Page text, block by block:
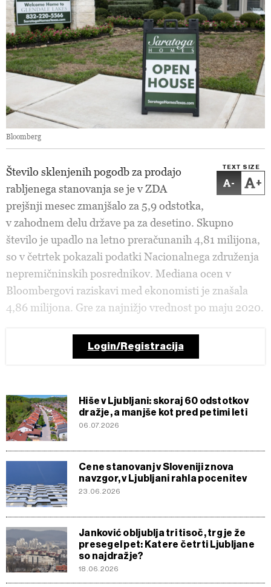
Bloomberg
TEXT SIZE
- +
Število sklenjenih pogodb za prodajo
rabljenega stanovanja se je v ZDA
prejšnji mesec zmanjšalo za 5,9 odstotka,
v zahodnem delu države pa za desetino. Skupno
število je upadlo na letno preračunanih 4,81 milijona,
so v četrtek pokazali podatki Nacionalnega združenja
nepremičninskih posrednikov. Mediana ocen v
Bloombergovi raziskavi med ekonomisti je znašala
4,86 milijona. Gre za najnižjo vrednost po maju 2020.
Login/Registracija
Hiše v Ljubljani: skoraj 60 odstotkov
dražje, a manjše kot pred petimi leti
06.07.2026
Cene stanovanj v Sloveniji znova
navzgor, v Ljubljani rahla pocenitev
23.06.2026
Janković obljublja tri tisoč, trg je že
presegel pet: Katere četrti Ljubljane
so najdražje?
18.06.2026